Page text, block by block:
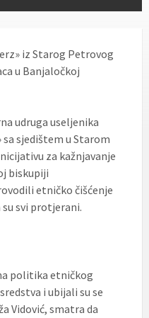
iz Starog Petrovog
u Banjaločkoj
udruga useljenika
sa sjedištem u Starom
za kažnjavanje
biskupiji
etničko čišćenje
su svi protjerani.
politika etničkog
i ubijali su se
Vidović, smatra da